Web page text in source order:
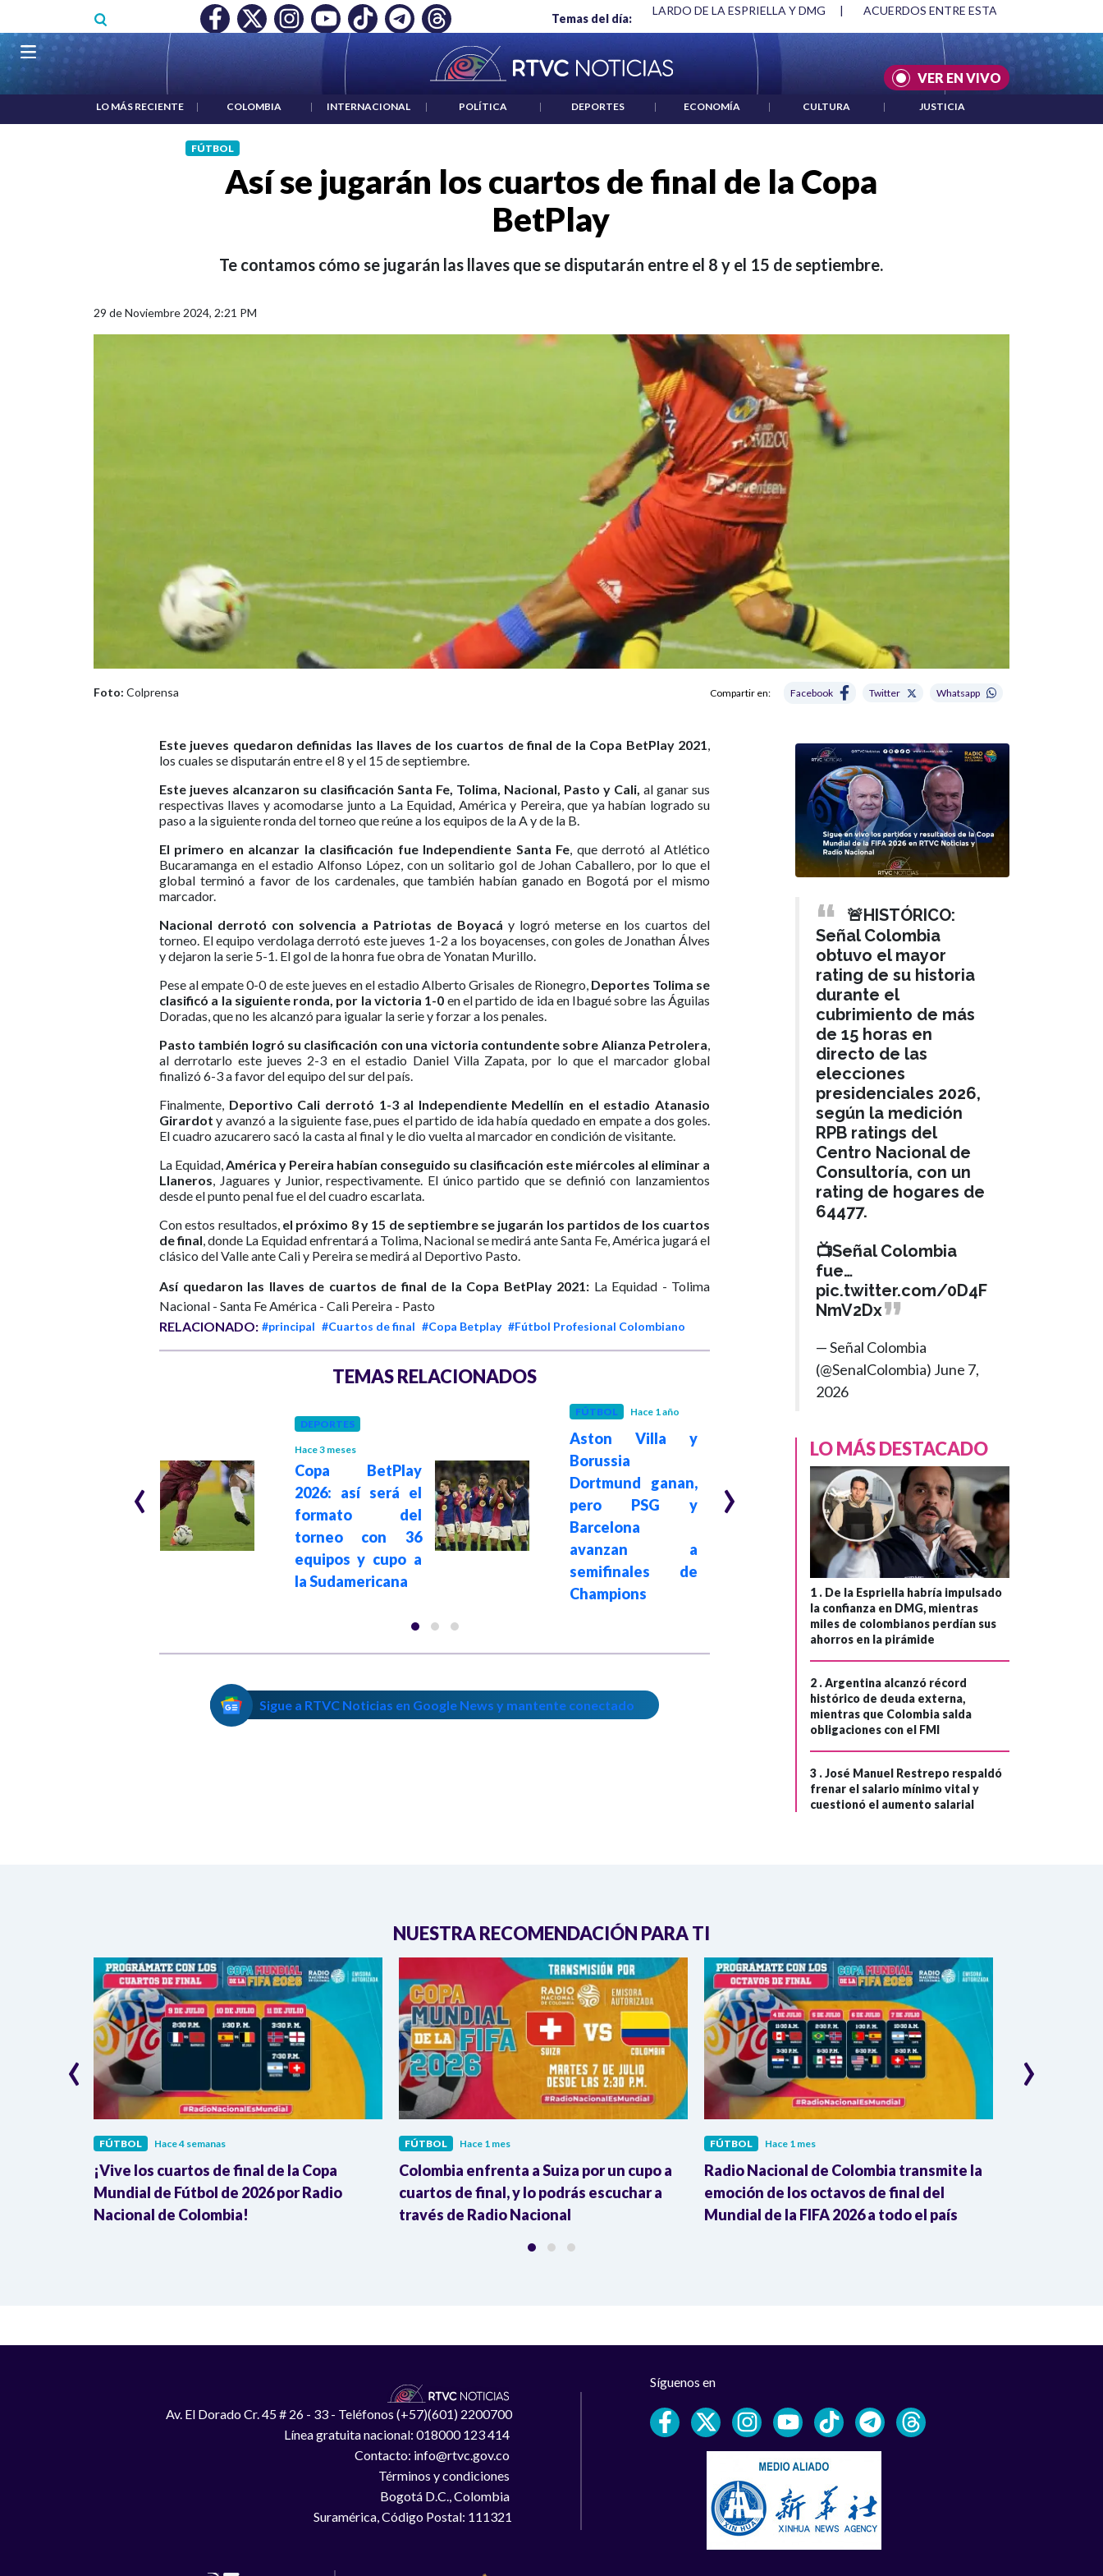
Temas del día:
MÍNIMO NO DESTRUYÓ EMPLEO: JP MORGAN | "HABLAR NO ES UN CRIMEN": CARTA DE BETO CORAL ABELARDO DE LA ESPRIELLA Y DMG | ACUERDOS ENTRE ESTADOS UNIDOS E
VER EN VIVO
Navegación principal
LO MÁS RECIENTE | COLOMBIA | INTERNACIONAL | POLÍTICA | DEPORTES | ECONOMÍA | CULTURA | JUSTICIA
FÚTBOL
Así se jugarán los cuartos de final de la Copa
BetPlay
Te contamos cómo se jugarán las llaves que se disputarán entre el 8 y el 15 de septiembre.
29 de Noviembre 2024, 2:21 PM
Foto: Colprensa Compartir en: Facebook Twitter Whatsapp
Este jueves quedaron definidas las llaves de los cuartos de final de la Copa BetPlay 2021,
los cuales se disputarán entre el 8 y el 15 de septiembre.
Este jueves alcanzaron su clasificación Santa Fe, Tolima, Nacional, Pasto y Cali, al ganar sus
respectivas llaves y acomodarse junto a La Equidad, América y Pereira, que ya habían logrado su
paso a la siguiente ronda del torneo que reúne a los equipos de la A y de la B.
El primero en alcanzar la clasificación fue Independiente Santa Fe, que derrotó al Atlético
Bucaramanga en el estadio Alfonso López, con un solitario gol de Johan Caballero, por lo que el
global terminó a favor de los cardenales, que también habían ganado en Bogotá por el mismo
marcador.
Nacional derrotó con solvencia a Patriotas de Boyacá y logró meterse en los cuartos del
torneo. El equipo verdolaga derrotó este jueves 1-2 a los boyacenses, con goles de Jonathan Álves
y dejaron la serie 5-1. El gol de la honra fue obra de Yonatan Murillo.
Pese al empate 0-0 de este jueves en el estadio Alberto Grisales de Rionegro, Deportes Tolima se
clasificó a la siguiente ronda, por la victoria 1-0 en el partido de ida en Ibagué sobre las Águilas
Doradas, que no les alcanzó para igualar la serie y forzar a los penales.
Pasto también logró su clasificación con una victoria contundente sobre Alianza Petrolera,
al derrotarlo este jueves 2-3 en el estadio Daniel Villa Zapata, por lo que el marcador global
finalizó 6-3 a favor del equipo del sur del país.
Finalmente, Deportivo Cali derrotó 1-3 al Independiente Medellín en el estadio Atanasio
Girardot y avanzó a la siguiente fase, pues el partido de ida había quedado en empate a dos goles.
El cuadro azucarero sacó la casta al final y le dio vuelta al marcador en condición de visitante.
La Equidad,América y Pereira habían conseguido su clasificación este miércoles al eliminar a
Llaneros, Jaguares y Junior, respectivamente. El único partido que se definió con lanzamientos
desde el punto penal fue el del cuadro escarlata.
Con estos resultados, el próximo 8 y 15 de septiembre se jugarán los partidos de los cuartos
de final, donde La Equidad enfrentará a Tolima, Nacional se medirá ante Santa Fe, América jugará el
clásico del Valle ante Cali y Pereira se medirá al Deportivo Pasto.
Así quedaron las llaves de cuartos de final de la Copa BetPlay 2021: La Equidad - Tolima
Nacional - Santa Fe América - Cali Pereira - Pasto
RELACIONADO: #principal #Cuartos de final #Copa Betplay #Fútbol Profesional Colombiano
TEMAS RELACIONADOS
Santa Fe y tomó la
DEPORTES
Hace 3 meses
Copa BetPlay
2026: así será el
formato del
torneo con 36
equipos y cupo a
la Sudamericana
FÚTBOL Hace 1 año
Aston Villa y
Borussia
Dortmund ganan,
pero PSG y
Barcelona
avanzan a
semifinales de
Champions
Ventaja
'verdolaga':
Atlético Nacional
venció 3-1 a
América de Cali en
la final ida de la
Copa BetPlay
‹ ›
Sigue a RTVC Noticias en Google News y mantente conectado
🚨HISTÓRICO:
Señal Colombia
obtuvo el mayor
rating de su historia
durante el
cubrimiento de más
de 15 horas en
directo de las
elecciones
presidenciales 2026,
según la medición
RPB ratings del
Centro Nacional de
Consultoría, con un
rating de hogares de
64477.
📺Señal Colombia
fue…
pic.twitter.com/0D4F
NmV2Dx
— Señal Colombia
(@SenalColombia) June 7,
2026
LO MÁS DESTACADO
1 . De la Espriella habría impulsado
la confianza en DMG, mientras
miles de colombianos perdían sus
ahorros en la pirámide
2 .Argentina alcanzó récord
histórico de deuda externa,
mientras que Colombia salda
obligaciones con el FMI
3 .José Manuel Restrepo respaldó
frenar el salario mínimo vital y
cuestionó el aumento salarial
NUESTRA RECOMENDACIÓN PARA TI
FÚTBOL Hace 4 semanas
¡Vive los cuartos de final de la Copa
Mundial de Fútbol de 2026 por Radio
Nacional de Colombia!
FÚTBOL Hace 1 mes
Colombia enfrenta a Suiza por un cupo a
cuartos de final, y lo podrás escuchar a
través de Radio Nacional
FÚTBOL Hace 1 mes
Radio Nacional de Colombia transmite la
emoción de los octavos de final del
Mundial de la FIFA 2026 a todo el país
‹ ›
Av. El Dorado Cr. 45 # 26 - 33 - Teléfonos (+57)(601) 2200700
Línea gratuita nacional: 018000 123 414
Contacto: info@rtvc.gov.co
Términos y condiciones
Bogotá D.C., Colombia
Suramérica, Código Postal: 111321
Síguenos en